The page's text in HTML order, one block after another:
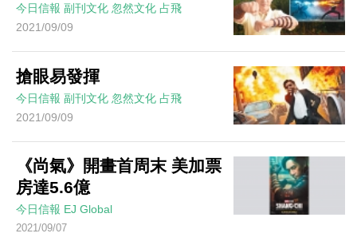
今日信報 副刊文化 忽然文化 占飛
2021/09/09
搶眼易發揮
今日信報 副刊文化 忽然文化 占飛
2021/09/09
《尚氣》開畫首周末 美加票
房達5.6億
今日信報 EJ Global
2021/09/07